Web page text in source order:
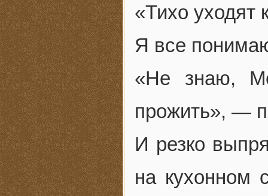
«Тихо
Я все
«Не знаю,
прожить», —
И резко
на кухонном